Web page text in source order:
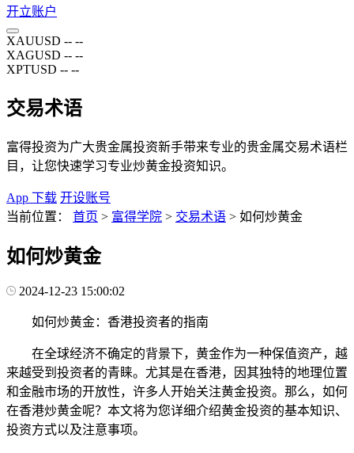
开立账户
XAUUSD -- --
XAGUSD -- --
XPTUSD -- --
交易术语
富得投资为广大贵金属投资新手带来专业的贵金属交易术语栏
目，让您快速学习专业炒黄金投资知识。
App 下载 开设账号
当前位置：
首页 > 富得学院 > 交易术语 > 如何炒黄金
如何炒黄金
2024-12-23 15:00:02
如何炒黄金：香港投资者的指南
在全球经济不确定的背景下，黄金作为一种保值资产，越
来越受到投资者的青睐。尤其是在香港，因其独特的地理位置
和金融市场的开放性，许多人开始关注黄金投资。那么，如何
在香港炒黄金呢？本文将为您详细介绍黄金投资的基本知识、
投资方式以及注意事项。